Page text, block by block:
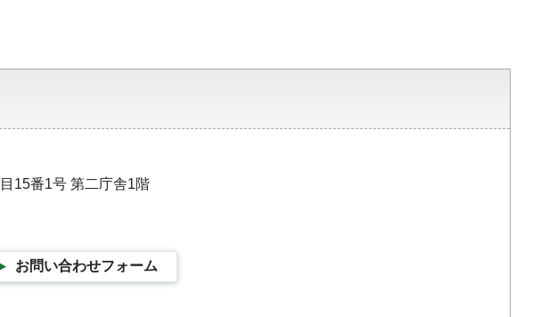
15番1号 第二庁舎1階
お問い合わせフォーム